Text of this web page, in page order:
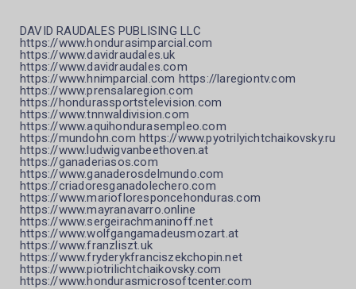
DAVID RAUDALES PUBLISING LLC
https://www.hondurasimparcial.com
https://www.davidraudales.uk
https://www.davidraudales.com
https://www.hnimparcial.com https://laregiontv.com
https://www.prensalaregion.com
https://hondurassportstelevision.com
https://www.tnnwaldivision.com
https://www.aquihondurasempleo.com
https://mundohn.com https://www.pyotrilyichtchaikovsky.ru
https://www.ludwigvanbeethoven.at
https://ganaderiasos.com
https://www.ganaderosdelmundo.com
https://criadoresganadolechero.com
https://www.mariofloresponcehonduras.com
https://www.mayranavarro.online
https://www.sergeirachmaninoff.net
https://www.wolfgangamadeusmozart.at
https://www.franzliszt.uk
https://www.fryderykfranciszekchopin.net
https://www.piotrilichtchaikovsky.com
https://www.hondurasmicrosoftcenter.com